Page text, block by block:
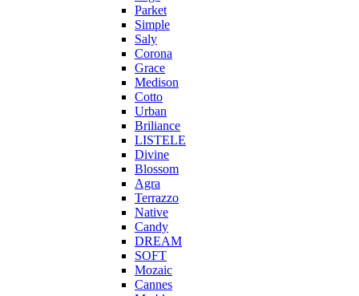
Parket
Simple
Saly
Corona
Grace
Medison
Cotto
Urban
Briliance
LISTELE
Divine
Blossom
Agra
Terrazzo
Native
Candy
DREAM
SOFT
Mozaic
Cannes